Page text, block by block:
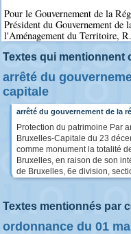
Pour le Gouvernement de la
Président du Gouvernement de
l'Aménagement du Territoire,
Textes qui mentionnent
arrêté du
capitale
arrêté du gouvernement de la
Protection du patrimoine Par
Bruxelles-Capitale du 23
comme monument la totalité
Bruxelles, en raison de son
de Bruxelles, 6e division,
Textes mentionnés par
ordonnance du 01